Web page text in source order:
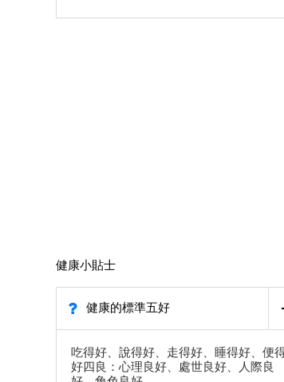
健康小貼士
健康的標準五好
吃得好、說得好、走得好、睡得好、便
好四良：心理良好、處世良好、人際良